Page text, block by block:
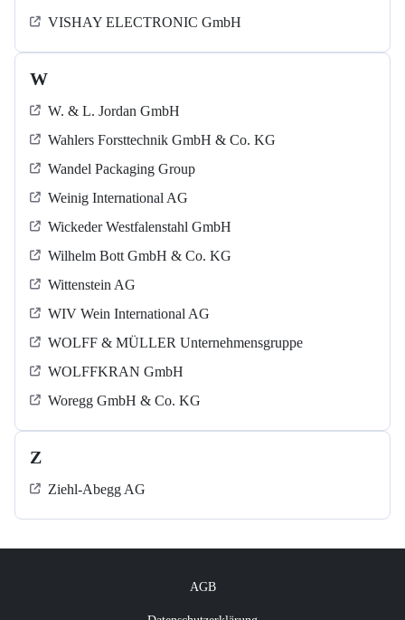
VISHAY ELECTRONIC GmbH
W
W. & L. Jordan GmbH
Wahlers Forsttechnik GmbH & Co. KG
Wandel Packaging Group
Weinig International AG
Wickeder Westfalenstahl GmbH
Wilhelm Bott GmbH & Co. KG
Wittenstein AG
WIV Wein International AG
WOLFF & MÜLLER Unternehmensgruppe
WOLFFKRAN GmbH
Woregg GmbH & Co. KG
Z
Ziehl-Abegg AG
AGB